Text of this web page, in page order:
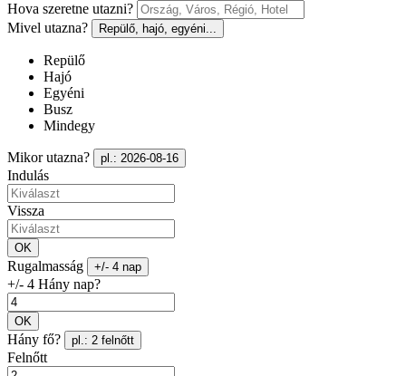
Hova szeretne utazni?
Mivel utazna?
Repülő, hajó, egyéni...
Repülő
Hajó
Egyéni
Busz
Mindegy
Mikor utazna? pl.: 2026-08-16
Indulás
Vissza
OK
Rugalmasság +/- 4 nap
+/- 4 Hány nap?
OK
Hány fő? pl.: 2 felnőtt
Felnőtt